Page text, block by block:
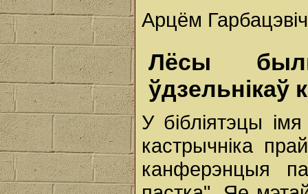
Арцём
Лёсы
ўдзельнікаў
У бібліятэцы
кастрычніка
канферэнцыя